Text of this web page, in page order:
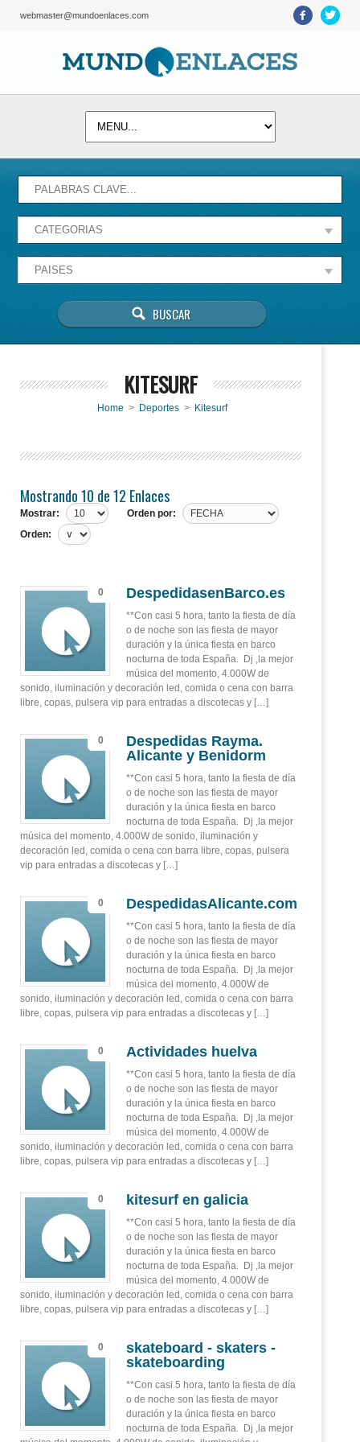
webmaster@mundoenlaces.com
correctamente.
KITESURF
Home > Deportes> Kitesurf
Mostrando 10 de 12 Enlaces
Mostrar:
Orden por:
Orden:
0 DespedidasenBarco.es
**Con casi 5 hora, tanto la fiesta de día
o de noche son las fiesta de mayor
duración y la única fiesta en barco
nocturna de toda España. Dj ,la mejor
música del momento, 4.000W de
sonido, iluminación y decoración led, comida o cena con barra
libre, copas, pulsera vip para entradas a discotecas y […]
0
Despedidas Rayma.
Alicante y Benidorm
**Con casi 5 hora, tanto la fiesta de día
o de noche son las fiesta de mayor
duración y la única fiesta en barco
nocturna de toda España. Dj ,la mejor
música del momento, 4.000W de sonido, iluminación y
decoración led, comida o cena con barra libre, copas, pulsera
vip para entradas a discotecas y […]
0 DespedidasAlicante.com
**Con casi 5 hora, tanto la fiesta de día
o de noche son las fiesta de mayor
duración y la única fiesta en barco
nocturna de toda España. Dj ,la mejor
música del momento, 4.000W de
sonido, iluminación y decoración led, comida o cena con barra
libre, copas, pulsera vip para entradas a discotecas y […]
0 Actividades huelva
**Con casi 5 hora, tanto la fiesta de día
o de noche son las fiesta de mayor
duración y la única fiesta en barco
nocturna de toda España. Dj ,la mejor
música del momento, 4.000W de
sonido, iluminación y decoración led, comida o cena con barra
libre, copas, pulsera vip para entradas a discotecas y […]
0 kitesurf en galicia
**Con casi 5 hora, tanto la fiesta de día
o de noche son las fiesta de mayor
duración y la única fiesta en barco
nocturna de toda España. Dj ,la mejor
música del momento, 4.000W de
sonido, iluminación y decoración led, comida o cena con barra
libre, copas, pulsera vip para entradas a discotecas y […]
0
skateboard - skaters -
skateboarding
**Con casi 5 hora, tanto la fiesta de día
o de noche son las fiesta de mayor
duración y la única fiesta en barco
nocturna de toda España. Dj ,la mejor